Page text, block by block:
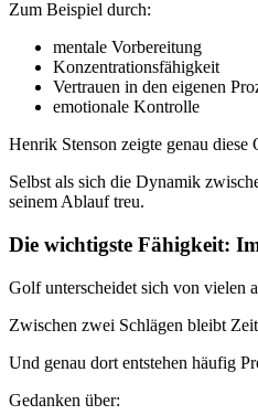
Zum Beispiel durch:
mentale Vorbereitung
Konzentrationsfähigkeit
Vertrauen in den eigenen
emotionale Kontrolle
Henrik Stenson zeigte genau diese
Selbst als sich die Dynamik
seinem Ablauf treu.
Die wichtigste Fähigkeit:
Golf unterscheidet sich von vielen
Zwischen zwei Schlägen bleibt
Und genau dort entstehen häufig
Gedanken über: